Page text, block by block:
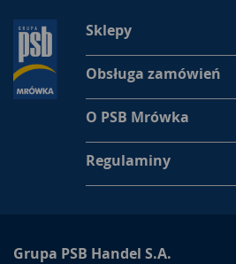
Sklepy
Obsługa zamówień
O PSB Mrówka
Regulaminy
Grupa PSB Handel S.A.